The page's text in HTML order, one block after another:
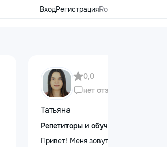
ВходРегистрацияRo
0,0
нет отзывов
Татьяна
Репетиторы и обучение
Привет! Меня зовут Татьяна Я —